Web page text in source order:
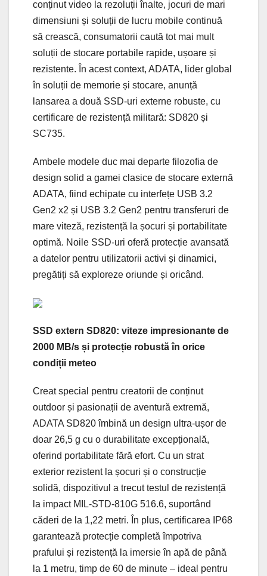
conținut video la rezoluții înalte, jocuri de mari
dimensiuni și soluții de lucru mobile continuă
să crească, consumatorii caută tot mai mult
soluții de stocare portabile rapide, ușoare și
rezistente. În acest context, ADATA, lider global
în soluții de memorie și stocare, anunță
lansarea a două SSD-uri externe robuste, cu
certificare de rezistență militară: SD820 și
SC735.
Ambele modele duc mai departe filozofia de
design solid a gamei clasice de stocare externă
ADATA, fiind echipate cu interfețe USB 3.2
Gen2 x2 și USB 3.2 Gen2 pentru transferuri de
mare viteză, rezistență la șocuri și portabilitate
optimă. Noile SSD-uri oferă protecție avansată
a datelor pentru utilizatorii activi și dinamici,
pregătiți să exploreze oriunde și oricând.
SSD extern SD820: viteze impresionante de
2000 MB/s și protecție robustă în orice
condiții meteo
Creat special pentru creatorii de conținut
outdoor și pasionații de aventură extremă,
ADATA SD820 îmbină un design ultra-ușor de
doar 26,5 g cu o durabilitate excepțională,
oferind portabilitate fără efort. Cu un strat
exterior rezistent la șocuri și o construcție
solidă, dispozitivul a trecut testul de rezistență
la impact MIL-STD-810G 516.6, suportând
căderi de la 1,22 metri. În plus, certificarea IP68
garantează protecție completă împotriva
prafului și rezistență la imersie în apă de până
la 1 metru, timp de 60 de minute – ideal pentru